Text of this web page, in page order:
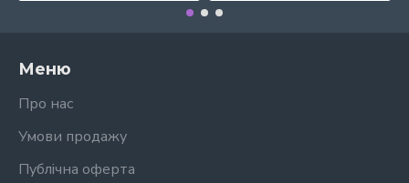
Меню
Про нас
Умови продажу
Публічна оферта